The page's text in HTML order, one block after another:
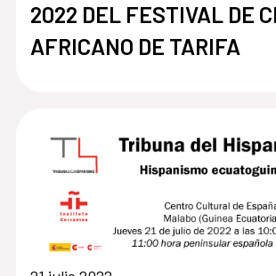
2022 DEL FESTIVAL DE
AFRICANO DE TARIFA